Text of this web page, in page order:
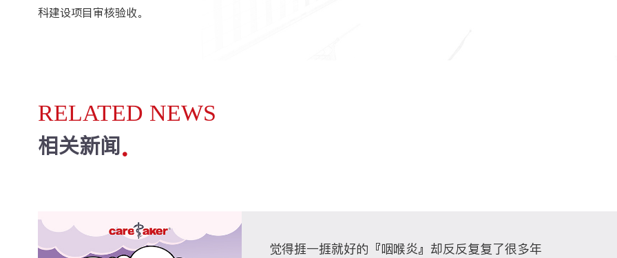
科建设项目审核验收。
RELATED NEWS
相关新闻
觉得捱一捱就好的『咽喉炎』却反反复复了很多年